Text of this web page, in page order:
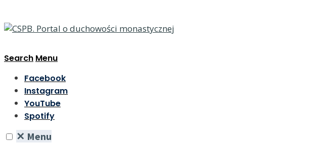
Search Menu
Facebook
Instagram
YouTube
Spotify
✕ Menu